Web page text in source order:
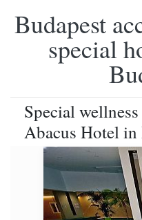
Budapest
special
Special
Abacus Hotel in